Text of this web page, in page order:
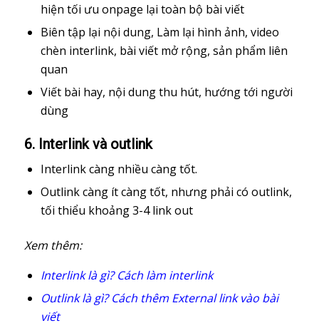
hiện tối ưu onpage lại toàn bộ bài viết
Biên tập lại nội dung, Làm lại hình ảnh, video
chèn interlink, bài viết mở rộng, sản phẩm liên
quan
Viết bài hay, nội dung thu hút, hướng tới người
dùng
6. Interlink và outlink
Interlink càng nhiều càng tốt.
Outlink càng ít càng tốt, nhưng phải có outlink,
tối thiểu khoảng 3-4 link out
Xem thêm:
Interlink là gì? Cách làm interlink
Outlink là gì? Cách thêm External link vào bài
viết